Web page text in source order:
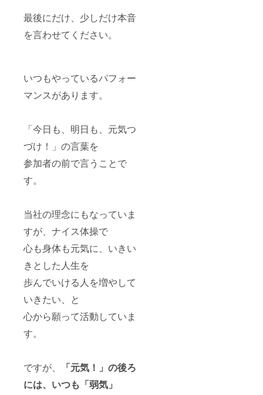
最後にだけ、少しだけ本音
を言わせてください。
いつもやっているパフォー
マンスがあります。
「今日も、明日も、元気つ
づけ！」の言葉を
参加者の前で言うことで
す。
当社の理念にもなっていま
すが、ナイス体操で
心も身体も元気に、いきい
きとした人生を
歩んでいける人を増やして
いきたい、と
心から願って活動していま
す。
ですが、
「元気！」の後ろ
には、 いつも「弱気」